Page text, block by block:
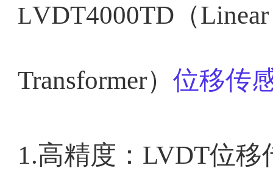
LVDT4000TD （
Transformer）位移传
1.高精度：LVDT位